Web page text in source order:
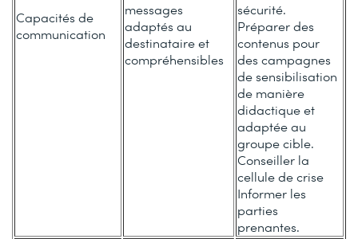
Capacités de
communication
messages
adaptés au
destinataire et
compréhensibles
sécurité.
Préparer des
contenus pour
des campagnes
de sensibilisation
de manière
didactique et
adaptée au
groupe cible.
Conseiller la
cellule de crise
Informer les
parties
prenantes.